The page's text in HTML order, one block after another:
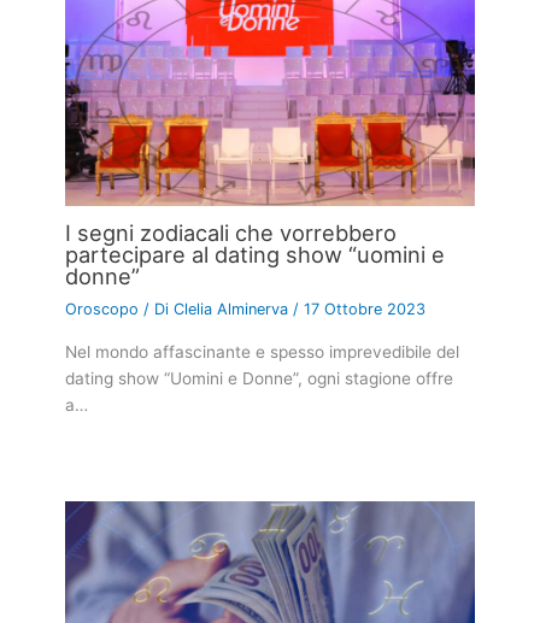
I segni zodiacali che vorrebbero
partecipare al dating show “uomini e
donne”
Oroscopo / DiClelia Alminerva/17 Ottobre 2023
Nel mondo affascinante e spesso imprevedibile del
dating show “Uomini e Donne”, ogni stagione offre
a…